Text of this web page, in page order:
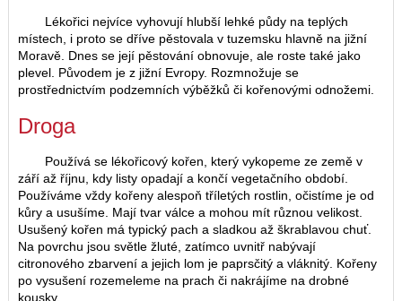
Lékořici nejvíce vyhovují hlubší lehké půdy na teplých
místech, i proto se dříve pěstovala v tuzemsku hlavně na jižní
Moravě. Dnes se její pěstování obnovuje, ale roste také jako
plevel. Původem je z jižní Evropy. Rozmnožuje se
prostřednictvím podzemních výběžků či kořenovými odnožemi.
Droga
Používá se lékořicový kořen, který vykopeme ze země v
září až říjnu, kdy listy opadají a končí vegetačního období.
Používáme vždy kořeny alespoň tříletých rostlin, očistíme je od
kůry a usušíme. Mají tvar válce a mohou mít různou velikost.
Usušený kořen má typický pach a sladkou až škrablavou chuť.
Na povrchu jsou světle žluté, zatímco uvnitř nabývají
citronového zbarvení a jejich lom je paprsčitý a vláknitý. Kořeny
po vysušení rozemeleme na prach či nakrájíme na drobné
kousky.